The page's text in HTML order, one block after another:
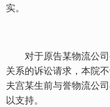
实。
对于原告某物流公司
关系的诉讼请求，本院
夫宫某生前与誉物流公
以支持。